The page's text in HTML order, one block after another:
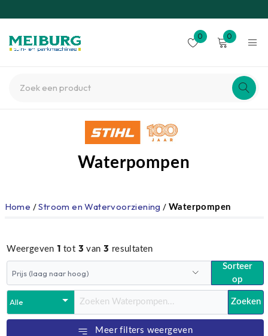
0 0
Waterpompen
Home /Stroom en Watervoorziening / Waterpompen
Weergeven 1 tot 3 van3 resultaten
Sorteer
op
Zoeken
Meer filters weergeven